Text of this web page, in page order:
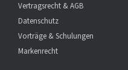
Vertragsrecht & AGB
Datenschutz
Vorträge & Schulungen
Markenrecht